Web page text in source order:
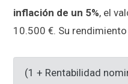
inflación de un 5%, el
10.500 €. Su
(1 + Rentabilidad